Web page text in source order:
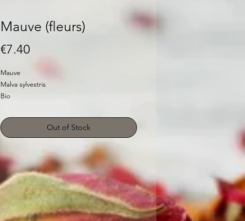
Mauve (fleurs)
€7.40
Mauve
Malva sylvestris
Bio
Préparation en infusion
laisser infuser 10 minutes
Out of Stock